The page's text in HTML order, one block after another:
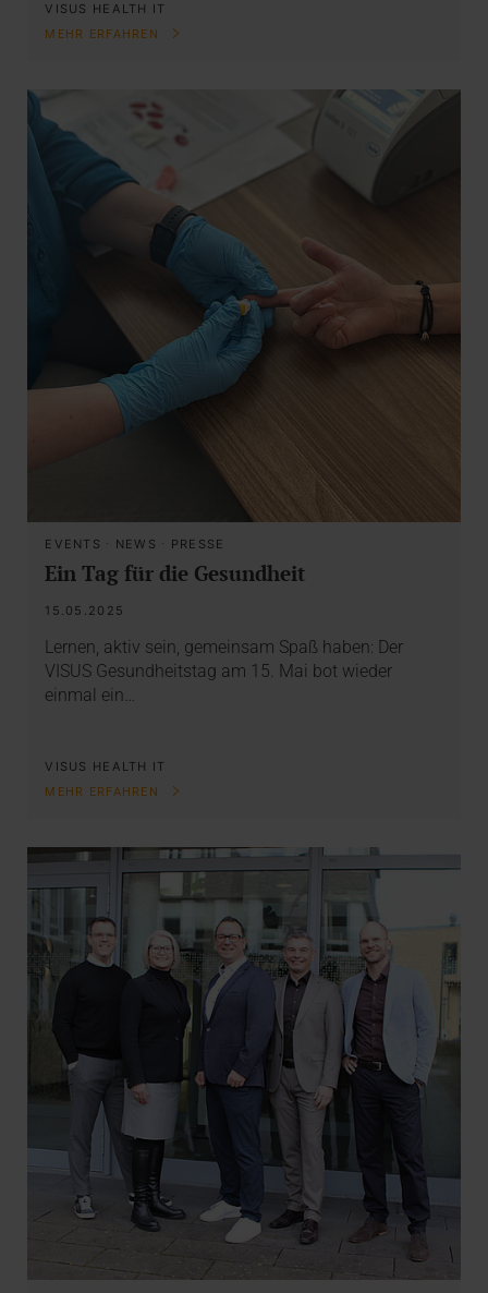
VISUS HEALTH IT
MEHR ERFAHREN
EVENTS · NEWS · PRESSE
Ein Tag für die Gesundheit
15.05.2025
Lernen, aktiv sein, gemeinsam Spaß haben: Der
VISUS Gesundheitstag am 15. Mai bot wieder
einmal ein…
VISUS HEALTH IT
MEHR ERFAHREN